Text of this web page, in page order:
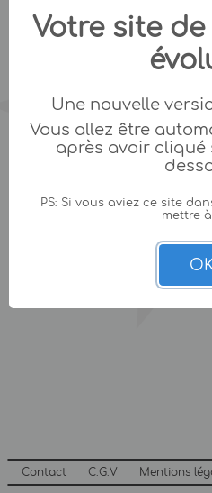
Contact C.G.V Mentions
Votre site
Une nouvelle
Vous allez être
après avoir
PS: Si vous aviez ce site
mettre
OK